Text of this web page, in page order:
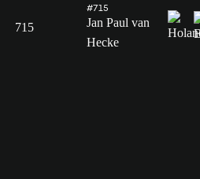
715
#715
Jan Paul van
Hecke